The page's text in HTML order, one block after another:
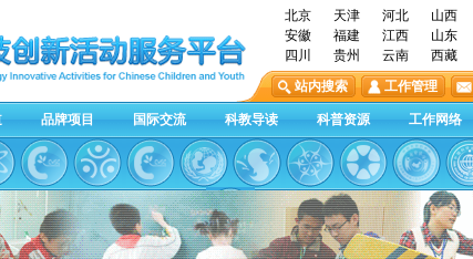
北京 天津 河北 山西
安徽
福建 江西 山东
四川
贵州 云南 西藏
站内搜索
工作管理
品牌项目 国际交流 科教导读 科普资源 工作网络